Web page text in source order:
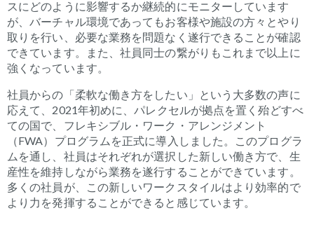
スにどのように影響するか継続的にモニターしています
が、バーチャル環境であってもお客様や施設の方々とやり
取りを行い、必要な業務を問題なく遂行できることが確認
できています。また、社員同士の繋がりもこれまで以上に
強くなっています。
社員からの「柔軟な働き方をしたい」という大多数の声に
応えて、 2021年初めに、パレクセルが拠点を置く殆どすべ
ての国で、フレキシブル・ワーク・アレンジメント
（FWA）プログラムを正式に導入しました。このプログラ
ムを通し、社員はそれぞれが選択した新しい働き方で、生
産性を維持しながら業務を遂行することができています。
多くの社員が、この新しいワークスタイルはより効率的で
より力を発揮することができると感じています。